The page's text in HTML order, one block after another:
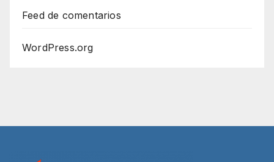
Feed de comentarios
WordPress.org